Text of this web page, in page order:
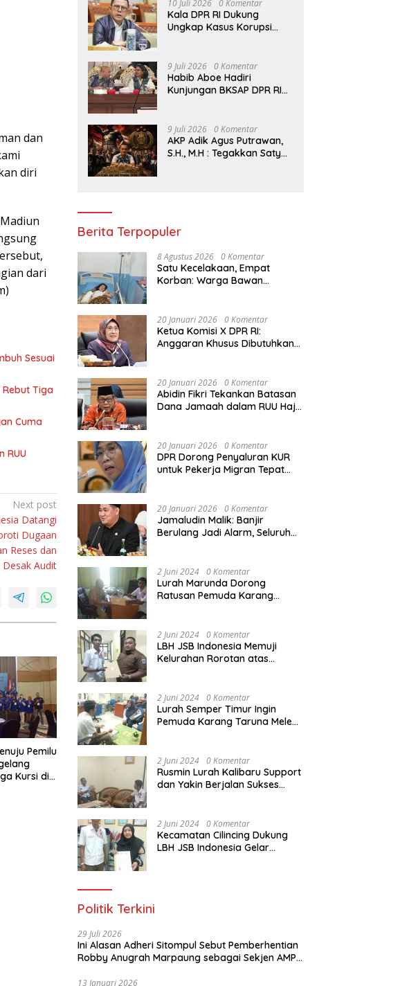
dan
diri
dari
Sesuai
Tiga
Cuma
RUU
Next post
Datangi
Dugaan
Reses dan
Desak Audit
Pemilu
Kursi di
Global
10 Juli 2026 0 Komentar
Kala DPR RI Dukung
Ungkap Kasus Korupsi
9 Juli 2026 0 Komentar
Habib Aboe Hadiri
Kunjungan BKSAP DPR RI
Menjadi Salah Satu Wajah
Kemajuan Indonesia
9 Juli 2026 0 Komentar
AKP Adik Agus Putrawan,
S.H., M.H : Tegakkan Satya
Berita Terpopuler
8 Agustus 2026 0 Komentar
Satu Kecelakaan, Empat
Korban: Warga Bawan
Mendapat Lampu Jalan?
20 Januari 2026 0 Komentar
Ketua Komisi X DPR RI:
Anggaran Khusus Dibutuhkan
Akibat Bencana
20 Januari 2026 0 Komentar
Abidin Fikri Tekankan Batasan
Dana Jamaah dalam RUU Haji
20 Januari 2026 0 Komentar
DPR Dorong Penyaluran KUR
untuk Pekerja Migran Tepat
PMI
20 Januari 2026 0 Komentar
Jamaludin Malik: Banjir
Berulang Jadi Alarm, Seluruh
2 Juni 2024 0 Komentar
Lurah Marunda Dorong
Ratusan Pemuda Karang
Paralegal Gratis Yang
Diadakan LBH JSB Indonesia
2 Juni 2024 0 Komentar
LBH JSB Indonesia Memuji
Kelurahan Rorotan atas
150 orang Pemuda Karang
Taruna di Jakarta Utara
2 Juni 2024 0 Komentar
Lurah Semper Timur Ingin
Pemuda Karang Taruna Melek
Diadakan LBH JSB Indonesia
2 Juni 2024 0 Komentar
Rusmin Lurah Kalibaru Support
dan Yakin Berjalan Sukses
Taruna di Jakarta Utara
2 Juni 2024 0 Komentar
Kecamatan Cilincing Dukung
LBH JSB Indonesia Gelar
Politik Terkini
29 Juli 2026
Ini Alasan Adheri Sitompul Sebut Pemberhentian
Robby Anugrah Marpaung sebagai Sekjen AMPI
13 Januari 2026